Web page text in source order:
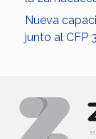
Nueva
junto al CFP